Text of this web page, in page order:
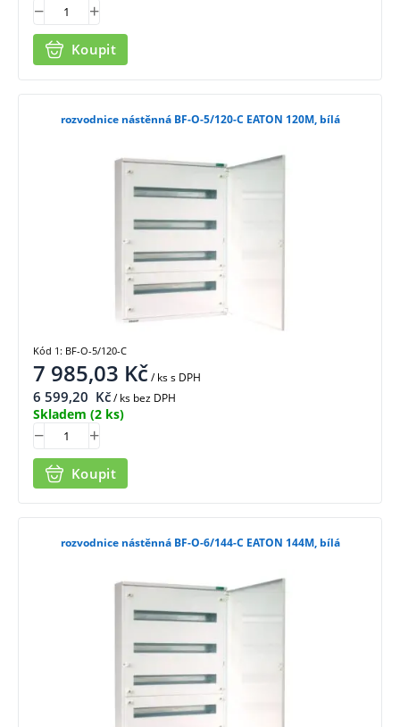
Koupit
rozvodnice nástěnná BF-O-5/120-C EATON 120M, bílá
7 985,03 Kč/ kss DPH
6 599,20 Kč/ ks bez DPH
Skladem (2 ks)
Koupit
Kód 1: BF-O-5/120-C
rozvodnice nástěnná BF-O-6/144-C EATON 144M, bílá